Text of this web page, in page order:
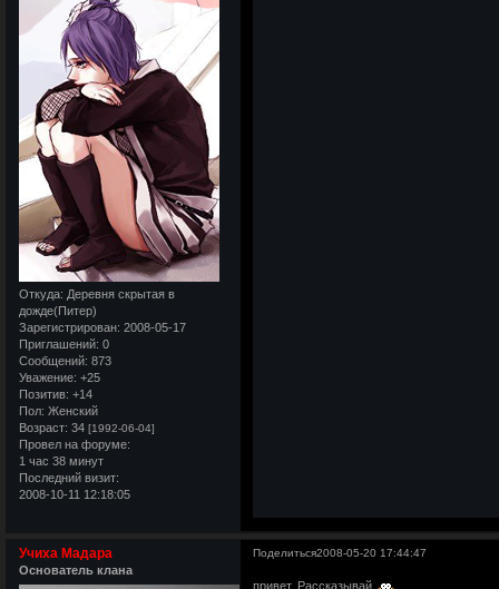
Откуда: Деревня скрытая в
дожде(Питер)
Зарегистрирован: 2008-05-17
Приглашений: 0
Сообщений: 873
Уважение: +25
Позитив: +14
Пол: Женский
Возраст: 34 [1992-06-04]
Провел на форуме:
1 час 38 минут
Последний визит:
2008-10-11 12:18:05
Поделиться2008-05-20 17:44:47
Учиха Мадара
Основатель клана
привет. Рассказывай